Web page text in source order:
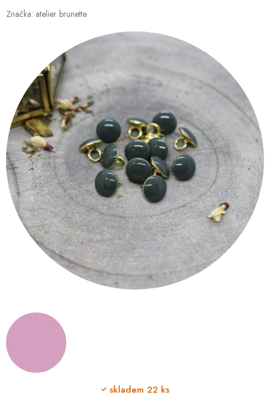
Značka: atelier brunette
skladem 22 ks